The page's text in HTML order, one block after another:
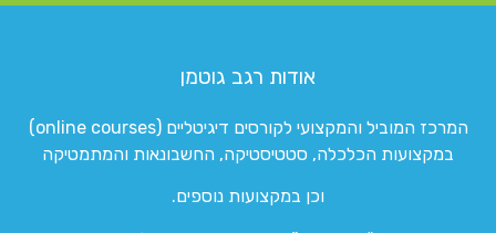
אודות רגב גוטמן
המרכז המוביל והמקצועי לקורסים דיגיטליים (online courses)
במקצועות הכלכלה, סטטיסטיקה, החשבונאות והמתמטיקה
וכן במקצועות נוספים.